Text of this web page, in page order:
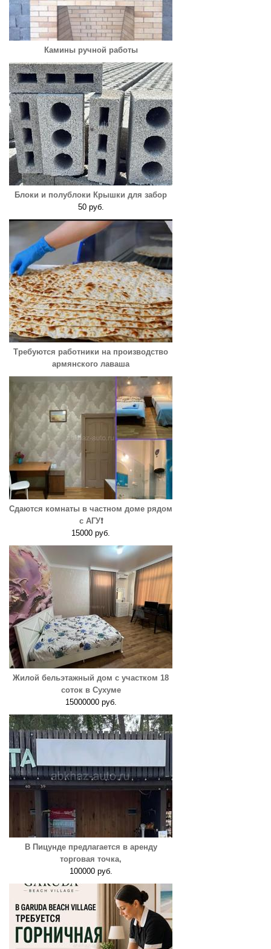
Камины ручной работы
Блоки и полублоки Крышки для забор
50 руб.
Требуются работники на производство
армянского лаваша
Сдаются комнаты в частном доме рядом
с АГУ❗️
15000 руб.
Жилой бельэтажный дом с участком 18
соток в Сухуме
15000000 руб.
В Пицунде предлагается в аренду
торговая точка,
100000 руб.